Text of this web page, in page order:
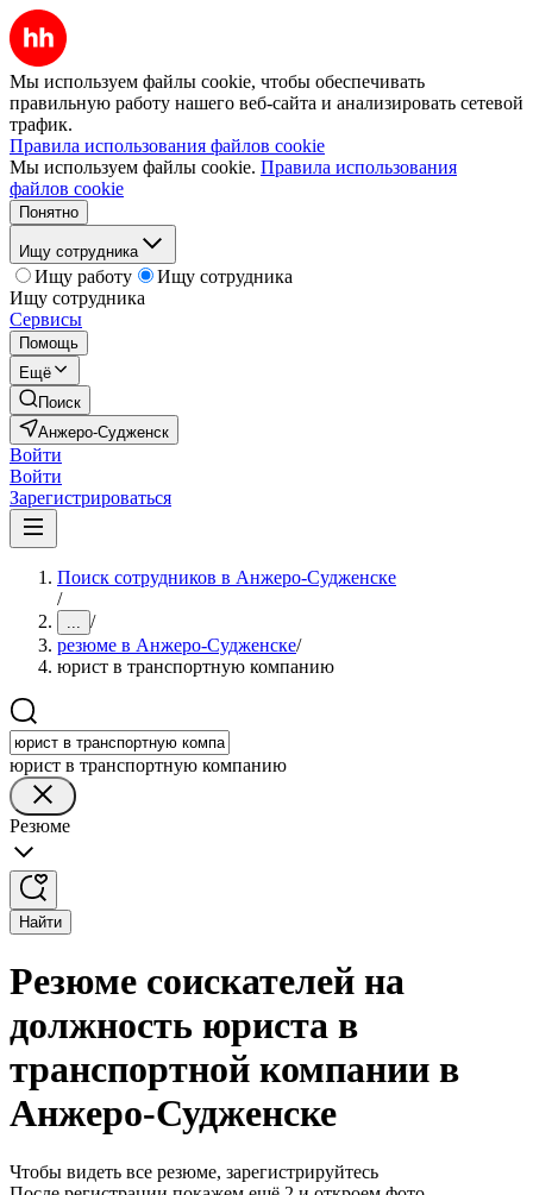
Мы используем файлы cookie, чтобы обеспечивать
правильную работу нашего веб-сайта и анализировать сетевой
трафик.
Правила использования файлов cookie
Мы используем файлы cookie. Правила использования
файлов cookie
Понятно
Ищу сотрудника
Ищу работу
Ищу сотрудника
Ищу сотрудника
Сервисы
Помощь
Ещё
Поиск
Анжеро-Судженск
Войти
Войти
Зарегистрироваться
Поиск сотрудников в Анжеро-Судженске
/
... /
резюме в Анжеро-Судженске/
юрист в транспортную компанию
юрист в транспортную компанию
Резюме
Найти
Резюме соискателей на
должность юриста в
транспортной компании в
Анжеро-Судженске
Чтобы видеть все резюме, зарегистрируйтесь